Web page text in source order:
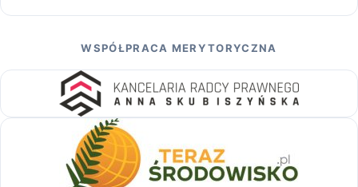
WSPÓŁPRACA MERYTORYCZNA